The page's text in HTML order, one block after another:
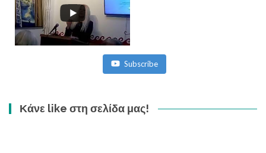
Subscribe
Κάνε like στη σελίδα μας!